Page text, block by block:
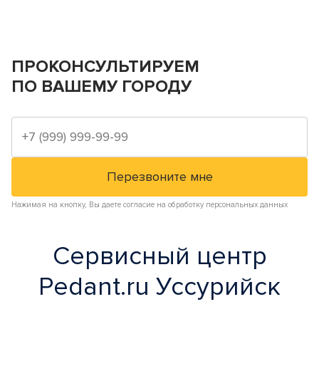
ПРОКОНСУЛЬТИРУЕМ
ПО ВАШЕМУ ГОРОДУ
Нажимая на кнопку, Вы даете согласие на обработку персональных данных
Сервисный центр
Pedant.ru Уссурийск